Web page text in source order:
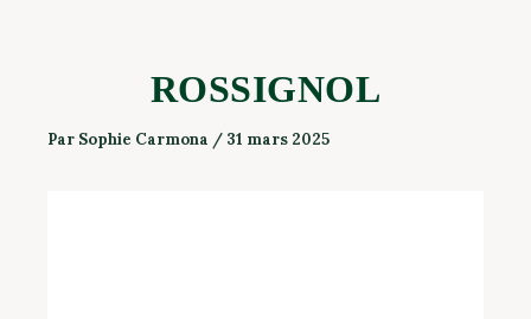
ROSSIGNOL
Par Sophie Carmona / 31 mars 2025